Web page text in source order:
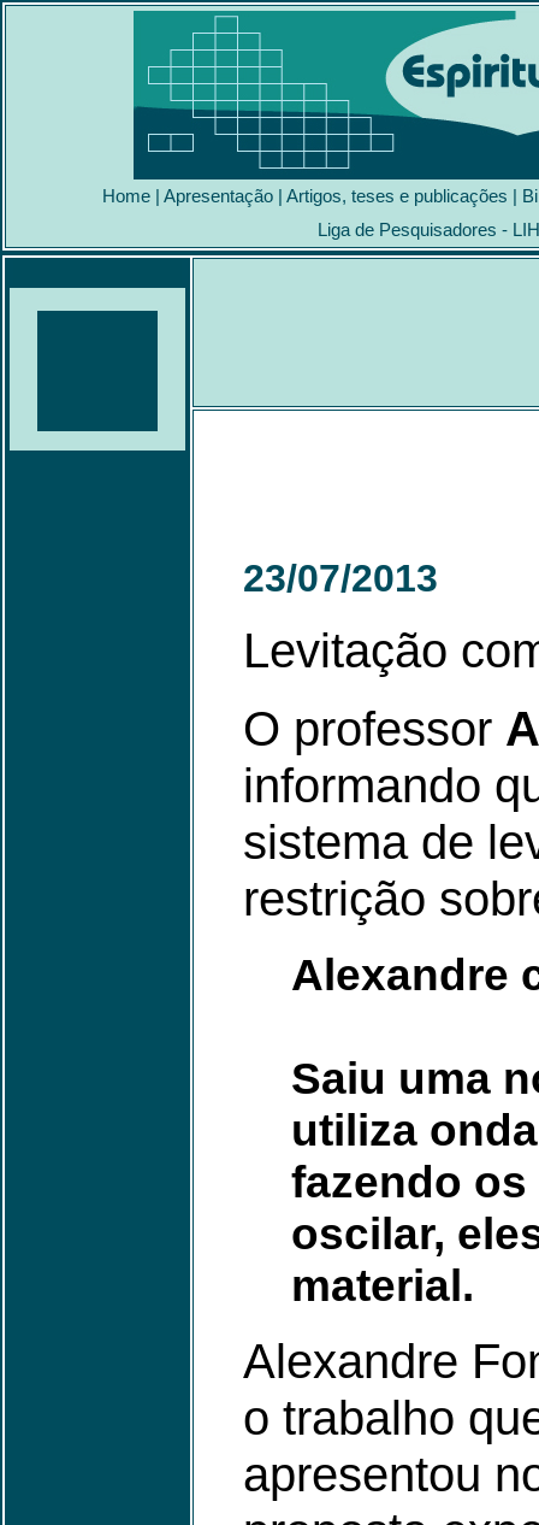
Home | Apresentação | Artigos, teses e publicações |
Liga de Pesquisadores -
23/07/2013
Levitação
O professor
informando
sistema de
restrição
Alexandre
Saiu uma
utiliza
fazendo
oscilar,
material.
Alexandre
o trabalho
apresentou